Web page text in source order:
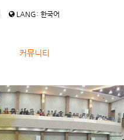
LANG: 한국어
커뮤니티